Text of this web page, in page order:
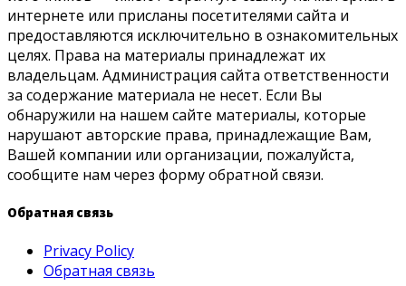
интернете или присланы посетителями сайта и
предоставляются исключительно в ознакомительных
целях. Права на материалы принадлежат их
владельцам. Администрация сайта ответственности
за содержание материала не несет. Если Вы
обнаружили на нашем сайте материалы, которые
нарушают авторские права, принадлежащие Вам,
Вашей компании или организации, пожалуйста,
сообщите нам через форму обратной связи.
Обратная связь
Privacy Policy
Обратная связь